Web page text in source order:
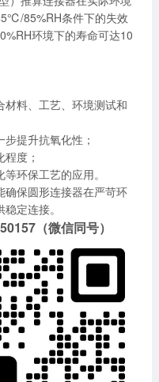
85%RH条件下的失效
环境下的寿命可达10
材料、工艺、环境测试和
提升抗氧化性；
度；
环保工艺的应用。
确保圆形连接器在严苛环
定连接。
（微信同号）